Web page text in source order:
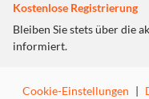
Kostenlose Registrierung
Bleiben Sie stets über die
informiert.
Cookie-Einstellungen |